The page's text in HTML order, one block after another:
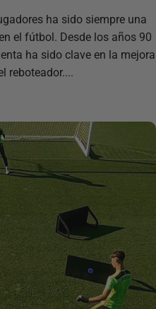
ha sido siempre una
el fútbol. Desde los años 90
ha sido clave en la mejora
reboteador....